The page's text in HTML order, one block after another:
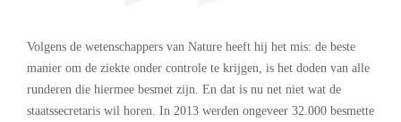
Volgens de wetenschappers van Nature heeft hij het mis: de beste
manier om de ziekte onder controle te krijgen, is het doden van alle
runderen die hiermee besmet zijn. En dat is nu net niet wat de
staatssecretaris wil horen. In 2013 werden ongeveer 32.000 besmette